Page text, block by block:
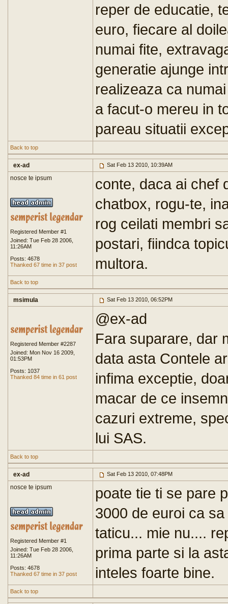
reper de educatie,
euro, fiecare al
numai fite,
generatie ajunge
realizeaza ca
a facut-o mereu in
pareau situatii
Back to top
ex-ad Sat Feb 13 2010, 10:39AM
nosce te ipsum
Registered Member #1
Joined: Tue Feb 28 2006,
11:26AM
Posts: 4678
Thanked 67 time in 37 post
conte, daca ai chef
chatbox, rogu-te,
rog ceilati membri
postari, fiindca
multora.
Back to top
msimula Sat Feb 13 2010, 06:52PM
Registered Member #2287
Joined: Mon Nov 16 2009,
01:53PM
Posts: 1037
Thanked 84 time in 61 post
@ex-ad
Fara suparare, dar
data asta Contele
infima exceptie,
macar de ce
cazuri extreme,
lui SAS.
Back to top
ex-ad Sat Feb 13 2010, 07:48PM
nosce te ipsum
Registered Member #1
Joined: Tue Feb 28 2006,
11:26AM
Posts: 4678
Thanked 67 time in 37 post
poate tie ti se pare
3000 de euroi ca
taticu... mie nu....
prima parte si la
inteles foarte bine.
Back to top